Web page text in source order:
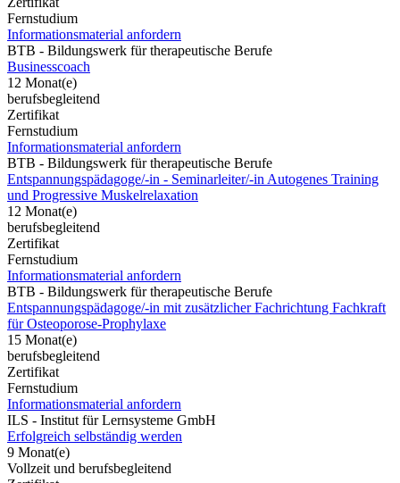
Fernstudium
Informationsmaterial anfordern
BTB - Bildungswerk für therapeutische Berufe
Businesscoach
12 Monat(e)
berufsbegleitend
Zertifikat
Fernstudium
Informationsmaterial anfordern
BTB - Bildungswerk für therapeutische Berufe
Entspannungspädagoge/-in - Seminarleiter/-in Autogenes Training
und Progressive Muskelrelaxation
12 Monat(e)
berufsbegleitend
Zertifikat
Fernstudium
Informationsmaterial anfordern
BTB - Bildungswerk für therapeutische Berufe
Entspannungspädagoge/-in mit zusätzlicher Fachrichtung Fachkraft
für Osteoporose-Prophylaxe
15 Monat(e)
berufsbegleitend
Zertifikat
Fernstudium
Informationsmaterial anfordern
ILS - Institut für Lernsysteme GmbH
Erfolgreich selbständig werden
9 Monat(e)
Vollzeit und berufsbegleitend